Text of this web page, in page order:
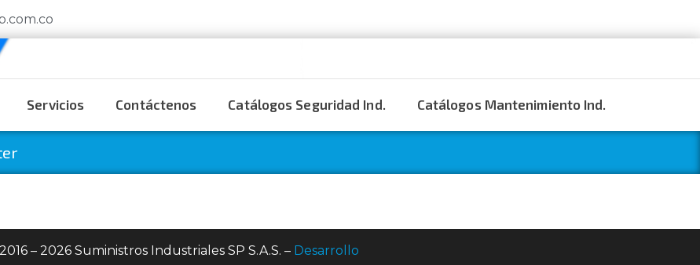
Servicios Contáctenos Catálogos Seguridad Ind. Catálogos Mantenimiento Ind.
– 2026 Suministros Industriales SP S.A.S. – Desarrollo